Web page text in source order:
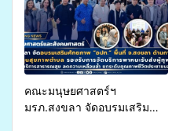
คณะมนุษยศาสตร์ฯ
มรภ.สงขลา จัดอบรมเสริม